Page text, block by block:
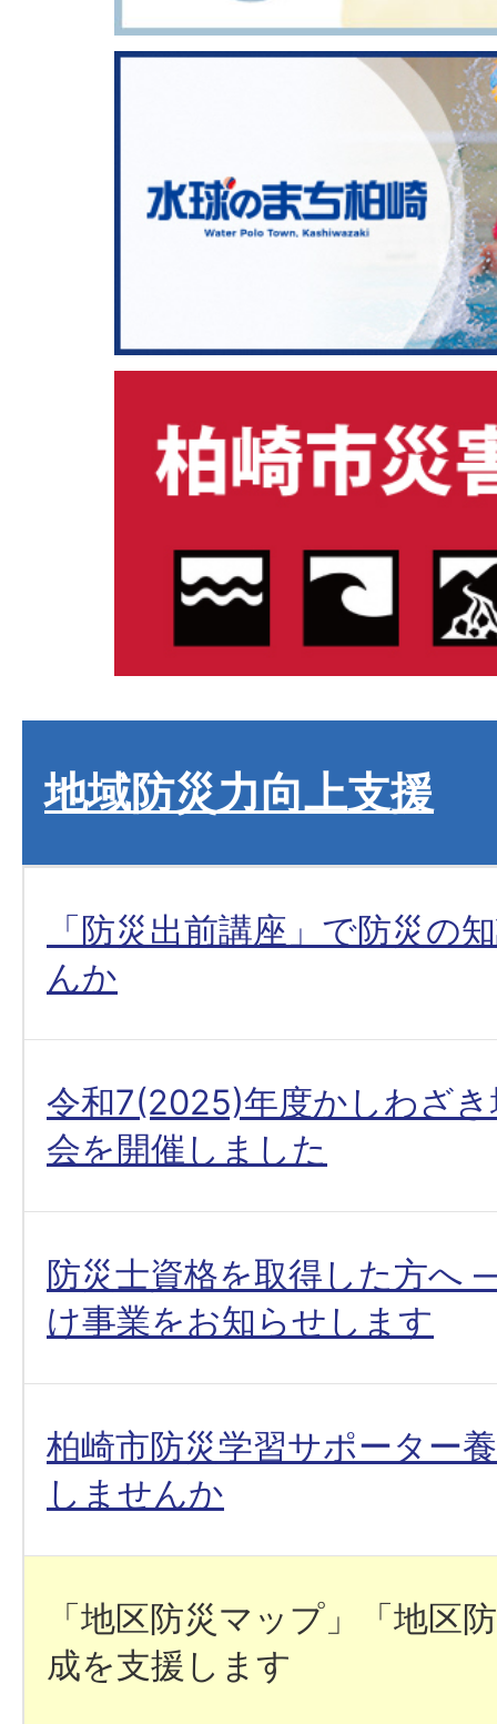
地域防災力向上支援
「防災出前講座」で防災の
んか
令和7(2025)年度かしわざ
会を開催しました
防災士資格を取得した方へ
け事業をお知らせします
柏崎市防災学習サポーター
しませんか
「地区防災マップ」「地区
成を支援します